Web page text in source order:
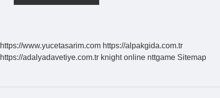
https://www.yucetasarim.com https://alpakgida.com.tr
https://adalyadavetiye.com.tr knight online nttgame Sitemap